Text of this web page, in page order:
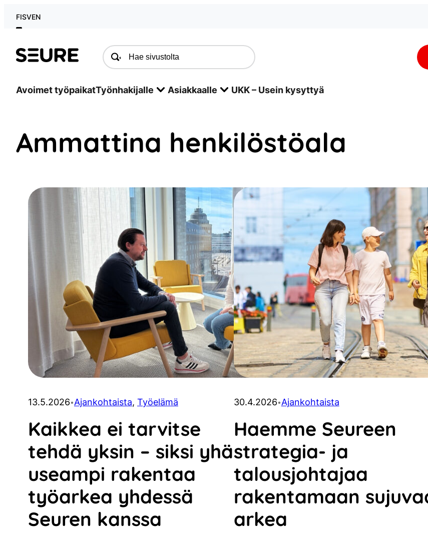
FISVEN
Seure
Avoimet työpaikatTyönhakijalle Asiakkaalle UKK – Usein kysyttyä
Ammattina henkilöstöala
13.5.2026•Ajankohtaista, Työelämä
Kaikkea ei tarvitse
tehdä yksin – siksi yhä
useampi rakentaa
työarkea yhdessä
Seuren kanssa
30.4.2026•Ajankohtaista
Haemme Seureen
strategia- ja
talousjohtajaa
rakentamaan
arkea